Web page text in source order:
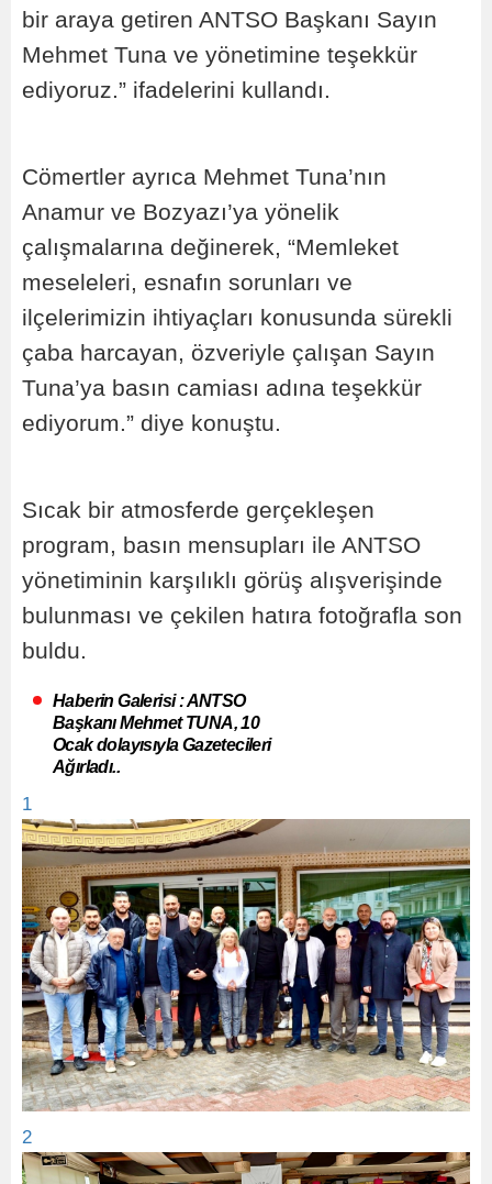
bir araya getiren ANTSO Başkanı Sayın
Mehmet Tuna ve yönetimine teşekkür
ediyoruz.” ifadelerini kullandı.
Cömertler ayrıca Mehmet Tuna’nın
Anamur ve Bozyazı’ya yönelik
çalışmalarına değinerek, “Memleket
meseleleri, esnafın sorunları ve
ilçelerimizin ihtiyaçları konusunda sürekli
çaba harcayan, özveriyle çalışan Sayın
Tuna’ya basın camiası adına teşekkür
ediyorum.” diye konuştu.
Sıcak bir atmosferde gerçekleşen
program, basın mensupları ile ANTSO
yönetiminin karşılıklı görüş alışverişinde
bulunması ve çekilen hatıra fotoğrafla son
buldu.
Haberin Galerisi : ANTSO
Başkanı Mehmet TUNA, 10
Ocak dolayısıyla Gazetecileri
Ağırladı..
1
2